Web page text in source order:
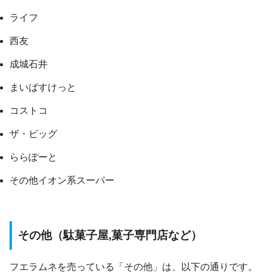
ライフ
西友
成城石井
まいばすけっと
コストコ
ザ・ビッグ
ららぽーと
その他イオン系スーパー
その他（駄菓子屋,菓子専門店など）
フエラムネを売っている「その他」は、以下の通りです。